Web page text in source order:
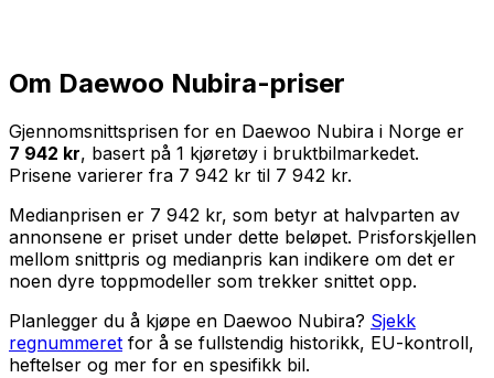
Om Daewoo Nubira-priser
Gjennomsnittsprisen for en Daewoo Nubira i Norge er
7 942 kr, basert på 1 kjøretøy i bruktbilmarkedet.
Prisene varierer fra 7 942 kr til 7 942 kr.
Medianprisen er 7 942 kr, som betyr at halvparten av
annonsene er priset under dette beløpet. Prisforskjellen
mellom snittpris og medianpris kan indikere om det er
noen dyre toppmodeller som trekker snittet opp.
Planlegger du å kjøpe en Daewoo Nubira? Sjekk
regnummeret for å se fullstendig historikk, EU-kontroll,
heftelser og mer for en spesifikk bil.